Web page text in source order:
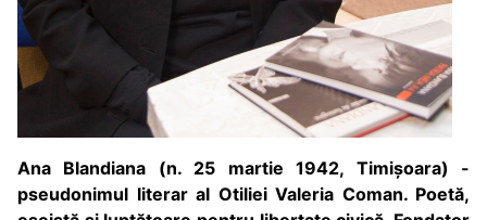
Ana Blandiana (n. 25 martie 1942, Timișoara) -
pseudonimul literar al Otiliei Valeria Coman. Poetă,